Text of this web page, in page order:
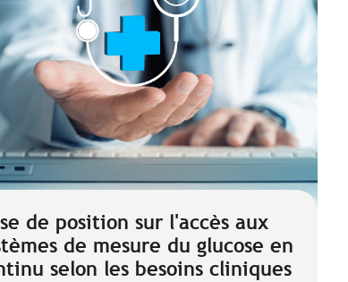
de position sur l'accès aux
de mesure du glucose en
selon les besoins cliniques